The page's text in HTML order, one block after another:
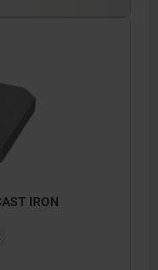
IRON